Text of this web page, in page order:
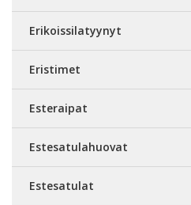
Erikoissilatyynyt
Eristimet
Esteraipat
Estesatulahuovat
Estesatulat